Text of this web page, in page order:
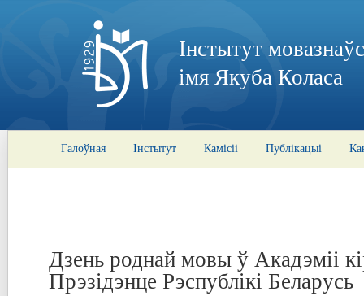
Інстытут
імя Якуба Коласа
Галоўная Інстытут Камісіі Публікацыі
Дзень роднай мовы ў Акадэміі
Прэзідэнце Рэспублікі Беларусь